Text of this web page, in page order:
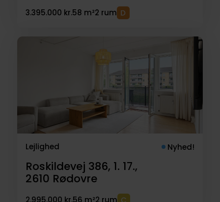
3.395.000 kr.58 m²2 rum
Lejlighed Nyhed!
Roskildevej 386, 1. 17.,
2610 Rødovre
2.995.000 kr.56 m²2 rum